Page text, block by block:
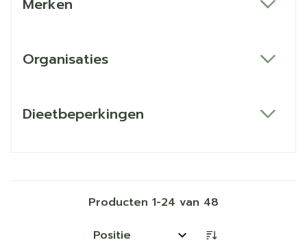
Merken
Organisaties
Dieetbeperkingen
Producten 1-24 van 48
Sorteer op: